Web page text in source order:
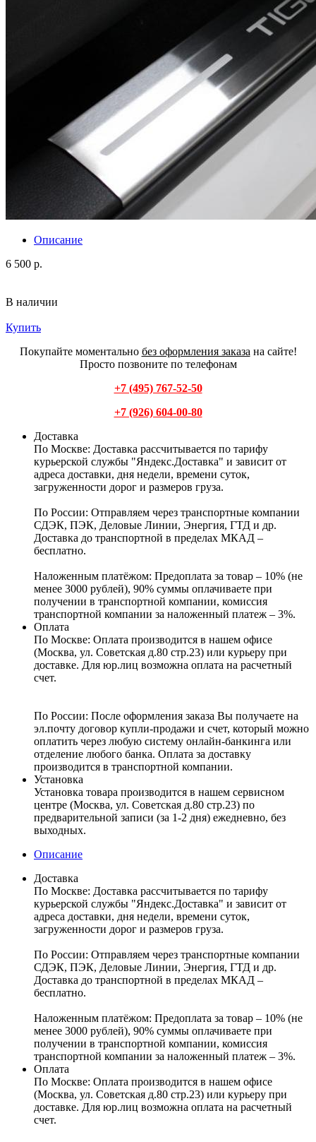
Описание
6 500 р.
В наличии
Купить
Покупайте моментально без оформления заказа на сайте!
Просто позвоните по телефонам
+7 (495) 767-52-50
+7 (926) 604-00-80
Доставка
По Москве: Доставка рассчитывается по тарифу
курьерской службы "Яндекс.Доставка" и зависит от
адреса доставки, дня недели, времени суток,
загруженности дорог и размеров груза.
По России: Отправляем через транспортные компании
СДЭК, ПЭК, Деловые Линии, Энергия, ГТД и др.
Доставка до транспортной в пределах МКАД –
бесплатно.
Наложенным платёжом: Предоплата за товар – 10% (не
менее 3000 рублей), 90% суммы оплачиваете при
получении в транспортной компании, комиссия
транспортной компании за наложенный платеж – 3%.
Оплата
По Москве: Оплата производится в нашем офисе
(Москва, ул. Советская д.80 стр.23) или курьеру при
доставке. Для юр.лиц возможна оплата на расчетный
счет.
По России: После оформления заказа Вы получаете на
эл.почту договор купли-продажи и счет, который можно
оплатить через любую систему онлайн-банкинга или
отделение любого банка. Оплата за доставку
производится в транспортной компании.
Установка
Установка товара производится в нашем сервисном
центре (Москва, ул. Советская д.80 стр.23) по
предварительной записи (за 1-2 дня) ежедневно, без
выходных.
Описание
Доставка
По Москве: Доставка рассчитывается по тарифу
курьерской службы "Яндекс.Доставка" и зависит от
адреса доставки, дня недели, времени суток,
загруженности дорог и размеров груза.
По России: Отправляем через транспортные компании
СДЭК, ПЭК, Деловые Линии, Энергия, ГТД и др.
Доставка до транспортной в пределах МКАД –
бесплатно.
Наложенным платёжом: Предоплата за товар – 10% (не
менее 3000 рублей), 90% суммы оплачиваете при
получении в транспортной компании, комиссия
транспортной компании за наложенный платеж – 3%.
Оплата
По Москве: Оплата производится в нашем офисе
(Москва, ул. Советская д.80 стр.23) или курьеру при
доставке. Для юр.лиц возможна оплата на расчетный
счет.